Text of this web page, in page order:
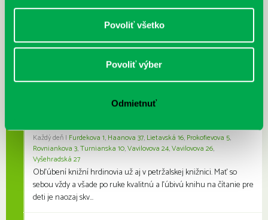
Povoliť všetko
Povoliť výber
Odmietnuť
Výdajný knižný box dostupný 24/7
Výdajný box na knihy Knižnice Petržalka je umiestnený pri
vchode do Petržalskej plavárne na Tupolevovej 7B a jeho obsluha
Kubo Club už aj v petržalskej
Každý deň | Furdekova 1, Haanova 37, Lietavská 16, Prokofievova 5,
Rovniankova 3,Turnianska 10,Vavilovova 24,Vavilovova 26,
Vyšehradská 27
Obľúbení knižní hrdinovia už aj v petržalskej knižnici. Mať so
sebou vždy a všade po ruke kvalitnú a ľúbivú knihu na čítanie pre
deti je naozaj skv...